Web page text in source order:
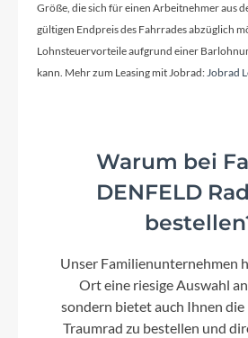
Shimano Cues RD-U6000-
Aluminium
Kassette
Shimano Cues CS-
Größe, die sich für einen Arbeitnehmer aus
gültigen Endpreis des Fahrrades abzüglich
Lohnsteuervorteile aufgrund einer
kann. Mehr zum Leasing mit Jobrad:Jobrad
Warum bei
DENFELD
Unser Familienunternehmen
Ort eine riesige Auswahl
sondern bietet auch Ihnen
Traumrad zu bestellen und